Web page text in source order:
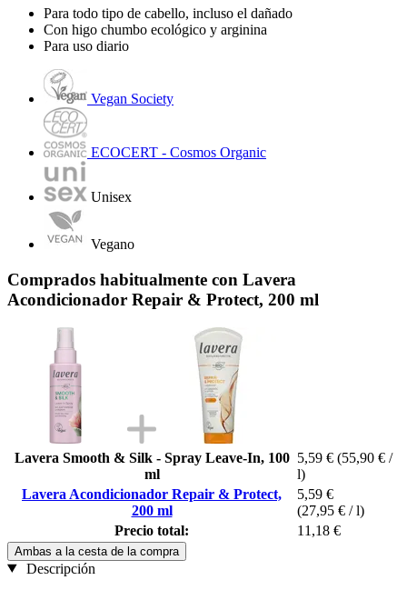
Para todo tipo de cabello, incluso el dañado
Con higo chumbo ecológico y arginina
Para uso diario
Vegan Society
ECOCERT - Cosmos Organic
Unisex
Vegano
Comprados habitualmente con Lavera
Acondicionador Repair & Protect, 200 ml
Lavera Smooth & Silk - Spray Leave-In, 100
ml
5,59 € (55,90 € /
l)
Lavera Acondicionador Repair & Protect,
200 ml
5,59 €
(27,95 € / l)
Precio total:
11,18 €
Ambas a la cesta de la compra
Descripción